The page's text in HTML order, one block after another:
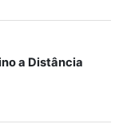
a Distância